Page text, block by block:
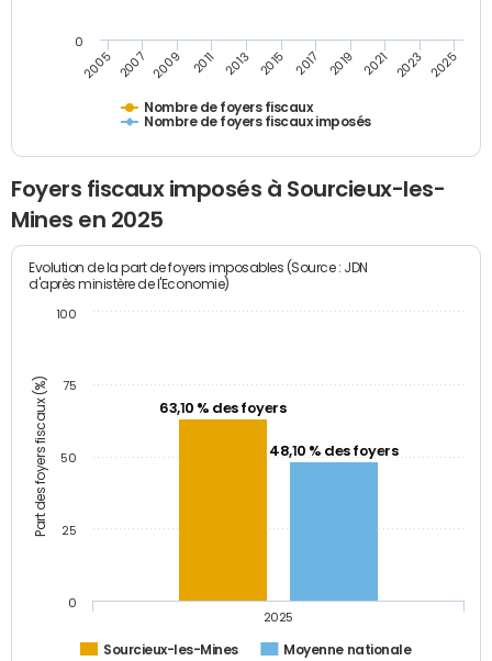
Nombre de foyers fiscaux
Nombre de foyers fiscaux imposés
2005 2007 2009 2011 2013 2015 2017 2019 2021 2023 2025
0
Foyers fiscaux imposés à Sourcieux-les-
Mines en 2025
Part des foyers fiscaux (%)
Evolution de la part de foyers imposables (Source : JDN
d'après ministère de l'Economie)
63,10 % des foyers
48,10 % des foyers
Sourcieux-les-Mines Moyenne nationale
2025
0
25
50
75
100